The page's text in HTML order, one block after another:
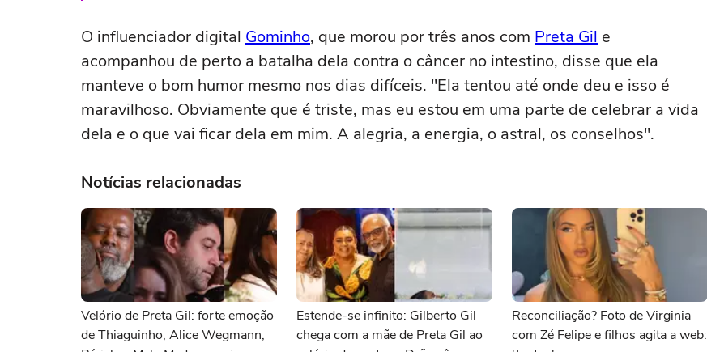
O influenciador digital Gominho, que morou por três anos com Preta Gil e
acompanhou de perto a batalha dela contra o câncer no intestino, disse que ela
manteve o bom humor mesmo nos dias difíceis. "Ela tentou até onde deu e isso é
maravilhoso. Obviamente que é triste, mas eu estou em uma parte de celebrar a vida
dela e o que vai ficar dela em mim. A alegria, a energia, o astral, os conselhos".
Notícias relacionadas
Velório de Preta Gil: forte emoção
de Thiaguinho, Alice Wegmann,
Estende-se infinito: Gilberto Gil
chega com a mãe de Preta Gil ao
Reconciliação? Foto de Virginia
com Zé Felipe e filhos agita a web: